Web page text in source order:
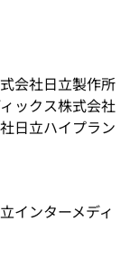
会社日立製作所
ックス株式会社
日立ハイプラン
インターメディ